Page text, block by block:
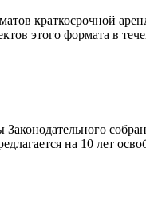
краткосрочной
этого формата в
на 10 лет